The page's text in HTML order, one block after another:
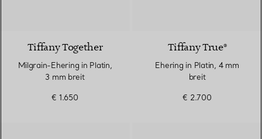
Tiffany Together
Milgrain-Ehering in Platin,
3 mm breit
€ 1.650
Tiffany True®
Ehering in Platin, 4 mm
breit
€ 2.700